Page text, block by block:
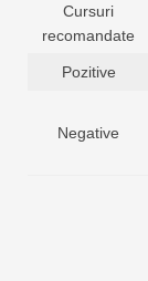
Cursuri
recomandate
Pozitive
Negative